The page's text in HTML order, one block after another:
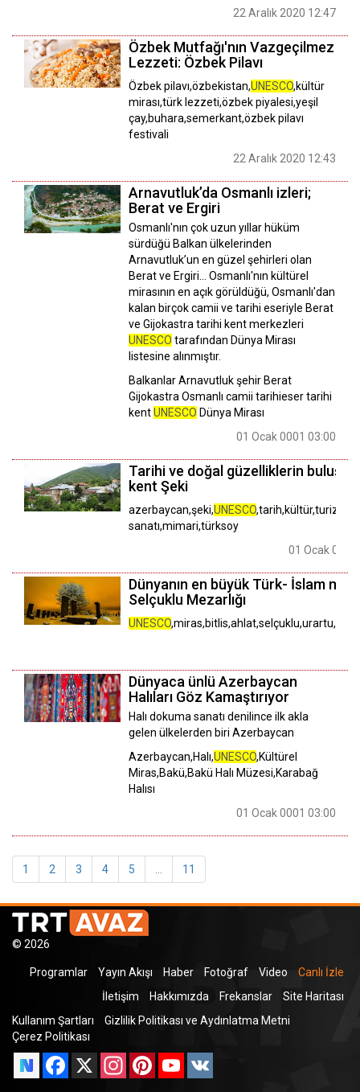
22 Aralık 2020 12:47
Özbek Mutfağı'nın Vazgeçilmez
Lezzeti: Özbek Pilavı
Özbek pilavı,özbekistan,UNESCO,kültür
mirası,türk lezzeti,özbek piyalesi,yeşil
çay,buhara,semerkant,özbek pilavı
festivali
22 Aralık 2020 12:43
Arnavutluk’da Osmanlı izleri;
Berat ve Ergiri
Osmanlı'nın çok uzun yıllar hüküm
sürdüğü Balkan ülkelerinden
Arnavutluk’un en güzel şehirleri olan
Berat ve Ergiri… Osmanlı'nın kültürel
mirasının en açık görüldüğü, Osmanlı'dan
kalan birçok camii ve tarihi eseriyle Berat
ve Gijokastra tarihi kent merkezleri
UNESCO tarafından Dünya Mirası
listesine alınmıştır.
Balkanlar Arnavutluk şehir Berat
Gijokastra Osmanlı camii tarihieser tarihi
kentUNESCO Dünya Mirası
01 Ocak 0001 03:00
Tarihi ve doğal güzelliklerin
kent Şeki
azerbaycan,şeki,UNESCO
sanatı,mimari,türksoy
01 Ocak 0001
Dünyanın en büyük Türk- İslam
Selçuklu Mezarlığı
UNESCO
Dünyaca ünlü Azerbaycan
Halıları Göz Kamaştırıyor
Halı dokuma sanatı denilince ilk akla
gelen ülkelerden biri Azerbaycan
Azerbaycan,Halı,UNESCO,Kültürel
Miras,Bakü,Bakü Halı Müzesi,Karabağ
Halısı
01 Ocak 0001 03:00
1 2 3 4 5 11
© 2026
Programlar Yayın Akışı Haber Fotoğraf Video
Canlı İzle
İletişim
Hakkımızda Frekanslar
Site Haritası
Kullanım Şartları
Gizlilik Politikası ve Aydınlatma Metni
Çerez Politikası
Facebook
X InstagramPinterestYouTube